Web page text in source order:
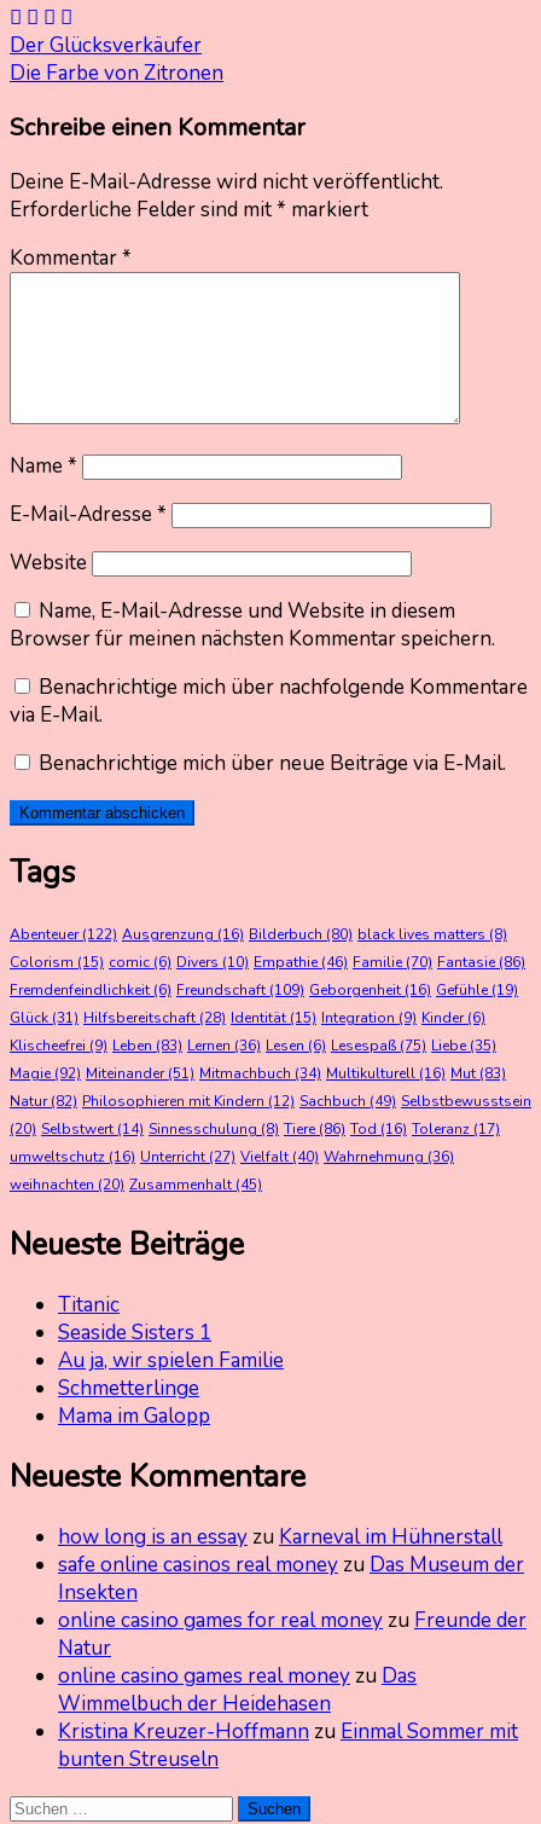
Beitragsnavigation
Der Glücksverkäufer
Die Farbe von Zitronen
Schreibe einen Kommentar
Deine E-Mail-Adresse wird nicht veröffentlicht.
Erforderliche Felder sind mit* markiert
Kommentar*
Name*
E-Mail-Adresse*
Website
Name, E-Mail-Adresse und Website in diesem
Browser für meinen nächsten Kommentar speichern.
Benachrichtige mich über nachfolgende Kommentare
via E-Mail.
Benachrichtige mich über neue Beiträge via E-Mail.
Tags
Abenteuer(122) Ausgrenzung (16) Bilderbuch (80) black lives matters (8)
Colorism (15) comic (6) Divers (10) Empathie(46) Familie(70) Fantasie(86)
Fremdenfeindlichkeit (6) Freundschaft (109) Geborgenheit (16) Gefühle(19)
Glück (31) Hilfsbereitschaft (28) Identität (15) Integration (9) Kinder(6)
Klischeefrei (9) Leben (83) Lernen (36) Lesen (6) Lesespaß (75) Liebe(35)
Magie(92) Miteinander(51) Mitmachbuch (34) Multikulturell (16) Mut (83)
Natur(82) Philosophieren mit Kindern (12) Sachbuch (49) Selbstbewusstsein
(20) Selbstwert (14) Sinnesschulung (8) Tiere(86) Tod (16) Toleranz (17)
umweltschutz (16) Unterricht (27) Vielfalt (40) Wahrnehmung (36)
weihnachten (20) Zusammenhalt (45)
Neueste Beiträge
Titanic
Seaside Sisters 1
Au ja, wir spielen Familie
Schmetterlinge
Mama im Galopp
Neueste Kommentare
how long is an essayzu Karneval im Hühnerstall
safe online casinos real moneyzu Das Museum der
Insekten
online casino games for real moneyzu Freunde der
Natur
online casino games real moneyzu Das
Wimmelbuch der Heidehasen
Kristina Kreuzer-Hoffmannzu Einmal Sommer mit
bunten Streuseln
Suchen